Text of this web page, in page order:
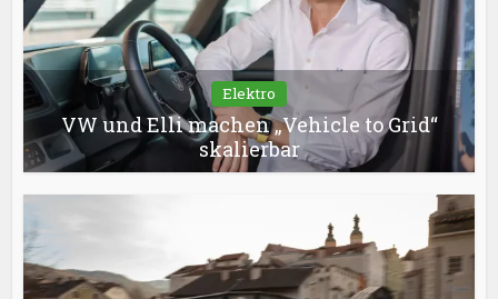
Elektro
VW und Elli machen „Vehicle to Grid“
skalierbar